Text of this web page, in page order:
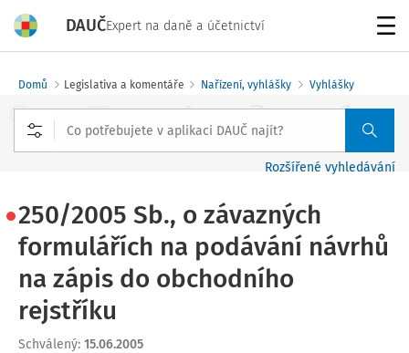
DAUČExpert na daně a účetnictví
Domů Legislativa a komentáře Nařízení, vyhlášky Vyhlášky
Rozšířené vyhledávání
250/2005 Sb., o závazných
formulářích na podávání návrhů
na zápis do obchodního
rejstříku
Schválený: 15.06.2005